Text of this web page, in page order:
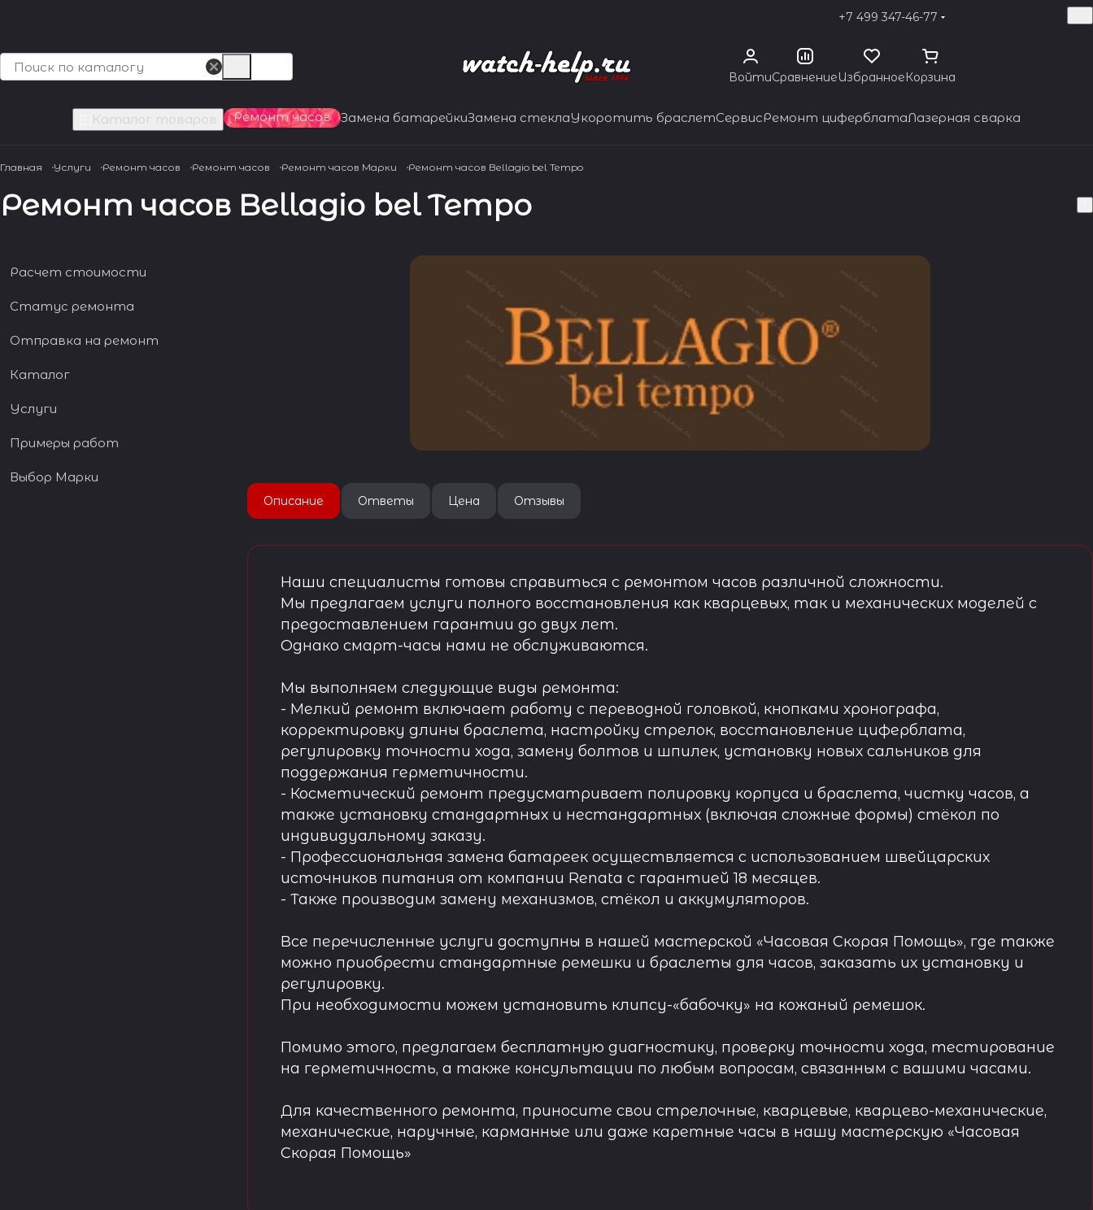
+7 499 347-46-77
ВойтиСравнениеИзбранноеКорзина
Каталог товаров Ремонт часов Замена батарейкиЗамена стеклаУкоротить браслетСервисРемонт циферблатаЛазерная сварка
Главная Услуги Ремонт часов Ремонт часов Ремонт часов Марки Ремонт часов Bellagio bel Tempo
Ремонт часов Bellagio bel Tempo
Описание Ответы Цена Отзывы
Наши специалисты готовы справиться с ремонтом часов различной сложности.
Мы предлагаем услуги полного восстановления как кварцевых, так и механических моделей с
предоставлением гарантии до двух лет.
Однако смарт-часы нами не обслуживаются.
Мы выполняем следующие виды ремонта:
- Мелкий ремонт включает работу с переводной головкой, кнопками хронографа,
корректировку длины браслета, настройку стрелок, восстановление циферблата,
регулировку точности хода, замену болтов и шпилек, установку новых сальников для
поддержания герметичности.
- Косметический ремонт предусматривает полировку корпуса и браслета, чистку часов, а
также установку стандартных и нестандартных (включая сложные формы) стёкол по
индивидуальному заказу.
- Профессиональная замена батареек осуществляется с использованием швейцарских
источников питания от компании Renata с гарантией 18 месяцев.
- Также производим замену механизмов, стёкол и аккумуляторов.
Все перечисленные услуги доступны в нашей мастерской «Часовая Скорая Помощь», где также
можно приобрести стандартные ремешки и браслеты для часов, заказать их установку и
регулировку.
При необходимости можем установить клипсу-«бабочку» на кожаный ремешок.
Помимо этого, предлагаем бесплатную диагностику, проверку точности хода, тестирование
на герметичность, а также консультации по любым вопросам, связанным с вашими часами.
Для качественного ремонта, приносите свои стрелочные, кварцевые, кварцево-механические,
механические, наручные, карманные или даже каретные часы в нашу мастерскую «Часовая
Скорая Помощь»
Расчет стоимости
Статус ремонта
Отправка на ремонт
Каталог
Услуги
Примеры работ
Выбор Марки